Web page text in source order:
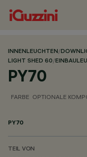
INNENLEUCHTEN/
LIGHT SHED 60/
PY70
FARBE OPTIONALE
PY70
TEIL VON